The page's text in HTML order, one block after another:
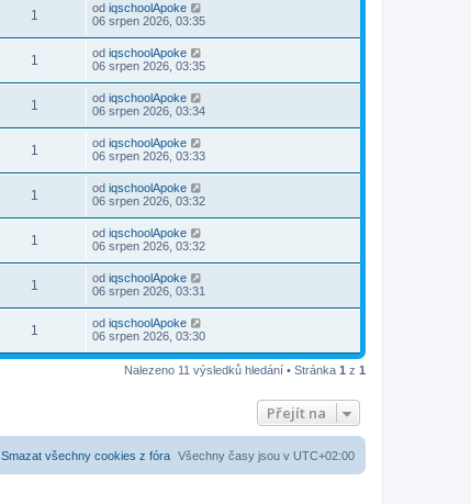
1 od iqschoolApoke
06 srpen 2026, 03:35
1 od iqschoolApoke
06 srpen 2026, 03:35
1 od iqschoolApoke
06 srpen 2026, 03:34
1 od iqschoolApoke
06 srpen 2026, 03:33
1 od iqschoolApoke
06 srpen 2026, 03:32
1 od iqschoolApoke
06 srpen 2026, 03:32
1 od iqschoolApoke
06 srpen 2026, 03:31
1 od iqschoolApoke
06 srpen 2026, 03:30
Nalezeno 11 výsledků hledání • Stránka 1 z 1
Přejít na
Všechny časy jsou v UTC+02:00
Smazat všechny cookies z fóra